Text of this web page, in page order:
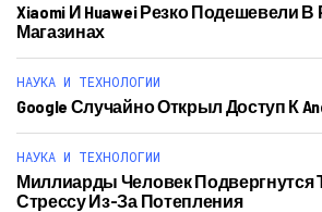
Xiaomi И Huawei Резко Подешевели В
Магазинах
НАУКА И ТЕХНОЛОГИИ
Google Случайно Открыл Доступ К
НАУКА И ТЕХНОЛОГИИ
Миллиарды Человек Подвергнутся
Стрессу Из-За Потепления